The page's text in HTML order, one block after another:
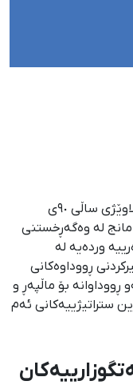
ئاژانسی هەواڵدەریی کوردستان، لە ١ی گەلاوێژی ساڵی ٩٠ی
لە وەگەڕخستنی
وردەیە لە
ڕووداوەكانی
بۆ ماڵپەڕ و
ستراتیژییەكانی ئەم